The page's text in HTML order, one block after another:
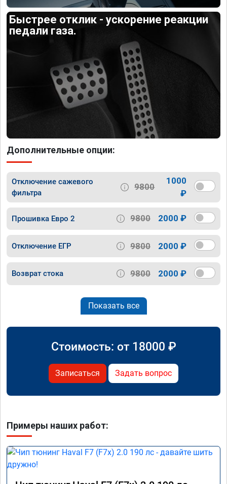
Быстрее отклик - ускорение реакции
педали газа.
Дополнительные опции:
Отключение сажевого
фильтра
9800
1000
₽
Прошивка Евро 2 9800 2000 ₽
Отключение ЕГР 9800 2000 ₽
Возврат стока 9800 2000 ₽
Показать все
Стоимость: от 18000 ₽
Записаться Задать вопрос
Примеры наших работ: